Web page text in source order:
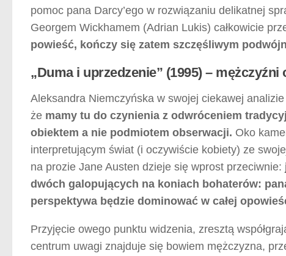
pomoc pana Darcy’ego w rozwiązaniu delikatnej
Georgem Wickhamem (Adrian Lukis) całkowicie
powieść, kończy się zatem szczęśliwym
„Duma i uprzedzenie” (1995) – mężczyźni
Aleksandra Niemczyńska w swojej ciekawej
że mamy tu do czynienia z odwróceniem
obiektem a nie podmiotem obserwacji. Oko
interpretującym świat (i oczywiście kobiety) ze
na prozie Jane Austen dzieje się wprost przeciwnie:
dwóch galopujących na koniach bohaterów:
perspektywa będzie dominować w całej
Przyjęcie owego punktu widzenia, zresztą
centrum uwagi znajduje się bowiem mężczyzna,